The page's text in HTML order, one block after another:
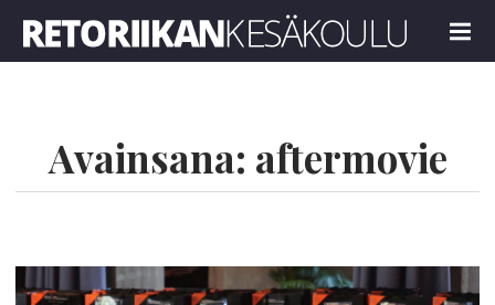
MENU
Avainsana: aftermovie